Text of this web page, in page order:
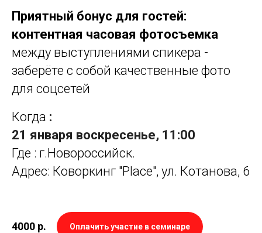
Приятный бонус для гостей:
контентная часовая фотосъемка
между выступлениями спикера -
заберёте с собой качественные фото
для соцсетей
Когда :
21 января воскресенье, 11:00
Где : г.Новороссийск.
Адрес: Коворкинг "Place", ул. Котанова, 6
4000 р. Оплачить участие в семинаре